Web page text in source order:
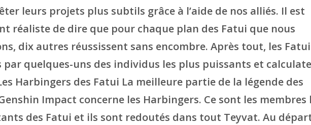
leurs projets plus subtils grâce à l’aide de nos alliés. Il est
réaliste de dire que pour chaque plan des Fatui que nous
dix autres réussissent sans encombre. Après tout, les Fatui
par quelques-uns des individus les plus puissants et
Harbingers des Fatui La meilleure partie de la légende des
Impact concerne les Harbingers. Ce sont les membres
des Fatui et ils sont redoutés dans tout Teyvat. Au